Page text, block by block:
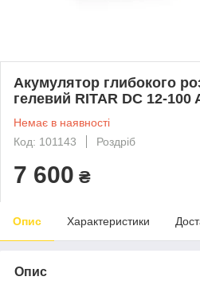
Акумулятор глибокого
гелевий RITAR DC 12-100
Немає в наявності
Код: 101143
Роздріб
7 600 ₴
Опис Характеристики
Опис